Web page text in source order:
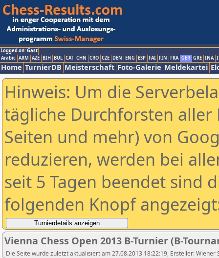
Logged on: Gast
Arabic ARM AZE BIH BUL CAT CHN CRO CZE DEN ENG ESP FAI FIN FRA GER GRE INA
Home TurnierDB Meisterschaft Foto-Galerie Meldekartei
Hinweis: Um die
tägliche Durchforsten aller
Seiten und mehr) von
reduzieren, werden bei
seit 5 Tagen beendet sind
folgenden Knopf
Vienna Chess Open 2013 B-Turnier (B-
Die Seite wurde zuletzt aktualisiert am 27.08.2013 18:22:19, Ersteller: